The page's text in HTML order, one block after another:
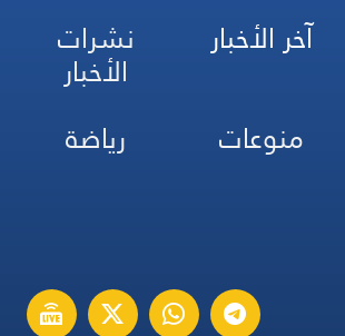
آخر الأخبار نشرات
الأخبار
منوعات
رياضة